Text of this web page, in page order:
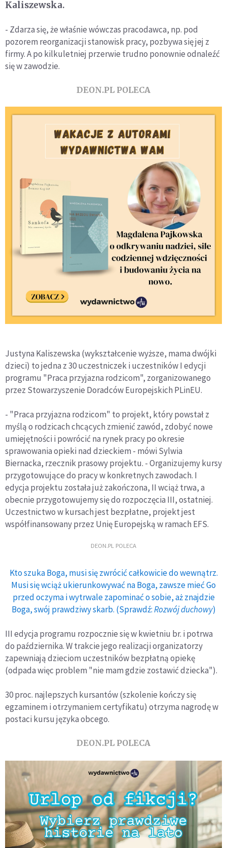
Kaliszewska.
- Zdarza się, że właśnie wówczas pracodawca, np. pod
pozorem reorganizacji stanowisk pracy, pozbywa się jej z
firmy. A po kilkuletniej przerwie trudno ponownie odnaleźć
się w zawodzie.
DEON.PL POLECA
Justyna Kaliszewska (wykształcenie wyższe, mama dwójki
dzieci) to jedna z 30 uczestniczek i uczestników I edycji
programu "Praca przyjazna rodzicom", zorganizowanego
przez Stowarzyszenie Doradców Europejskich PLinEU.
- "Praca przyjazna rodzicom" to projekt, który powstał z
myślą o rodzicach chcących zmienić zawód, zdobyć nowe
umiejętności i powrócić na rynek pracy po okresie
sprawowania opieki nad dzieckiem - mówi Sylwia
Biernacka, rzecznik prasowy projektu. - Organizujemy kursy
przygotowujące do pracy w konkretnych zawodach. I
edycja projektu została już zakończona, II wciąż trwa, a
obecnie przygotowujemy się do rozpoczęcia III, ostatniej.
Uczestnictwo w kursach jest bezpłatne, projekt jest
współfinansowany przez Unię Europejską w ramach EFS.
DEON.PL POLECA
Kto szuka Boga, musi się zwrócić całkowicie do wewnątrz.
Musi się wciąż ukierunkowywać na Boga, zawsze mieć Go
przed oczyma i wytrwale zapominać o sobie, aż znajdzie
Boga, swój prawdziwy skarb. (Sprawdź:Rozwój duchowy)
III edycja programu rozpocznie się w kwietniu br. i potrwa
do października. W trakcie jego realizacji organizatorzy
zapewniają dzieciom uczestników bezpłatną opiekę
(odpada więc problem "nie mam gdzie zostawić dziecka").
30 proc. najlepszych kursantów (szkolenie kończy się
egzaminem i otrzymaniem certyfikatu) otrzyma nagrodę w
postaci kursu języka obcego.
DEON.PL POLECA